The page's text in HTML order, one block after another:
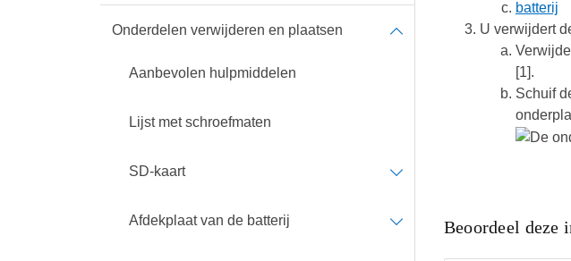
Onderdelen verwijderen en plaatsen
Aanbevolen hulpmiddelen
Lijst met schroefmaten
SD-kaart
Afdekplaat van de batterij
batterij
U verwijdert
[1].
Schuif
Beoordeel deze